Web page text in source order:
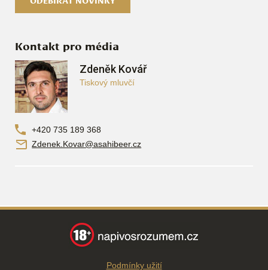
Kontakt pro média
Zdeněk Kovář
Tiskový mluvčí
+420 735 189 368
Zdenek.Kovar@asahibeer.cz
Podmínky užití